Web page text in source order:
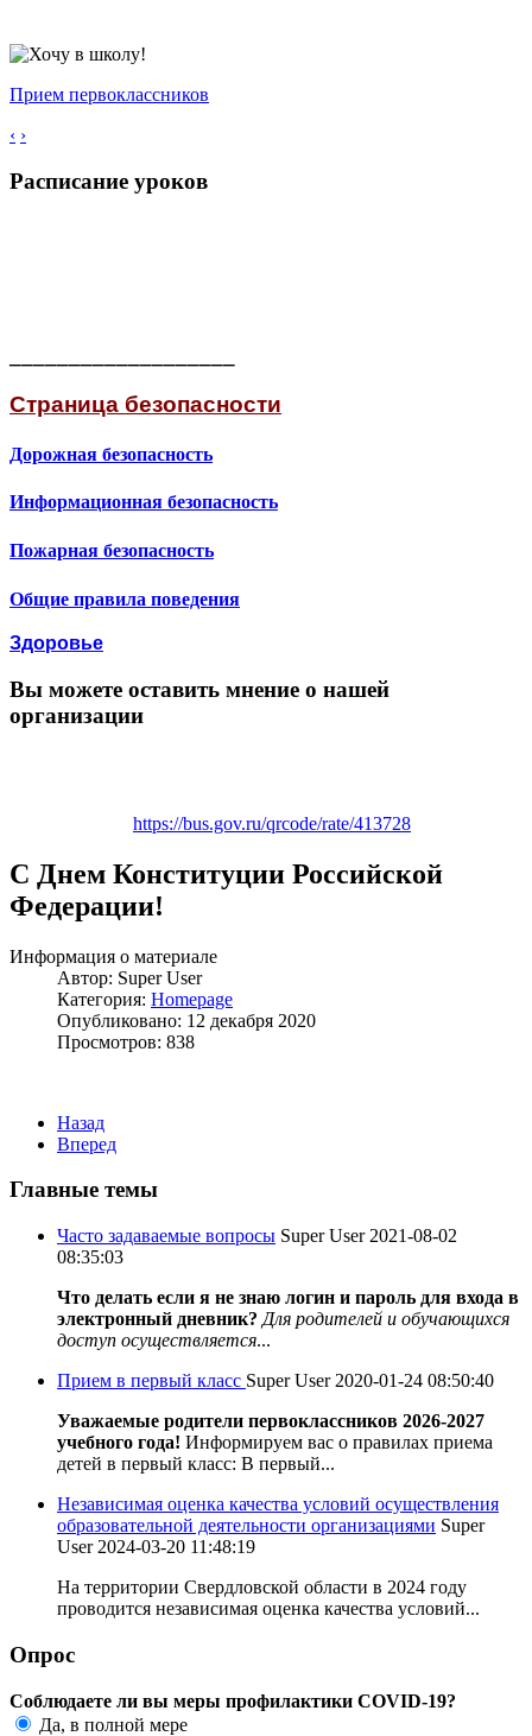
Прием первоклассников
‹ ›
Расписание уроков
Страница безопасности
Дорожная безопасность
Информационная безопасность
Пожарная безопасность
Общие правила поведения
Здоровье
Вы можете оставить мнение о нашей
организации
https://bus.gov.ru/qrcode/rate/413728
C Днем Конституции Российской
Федерации!
Информация о материале
Автор: Super User
Категория: Homepage
Опубликовано: 12 декабря 2020
Просмотров: 838
Назад
Вперед
Главные темы
Часто задаваемые вопросы Super User 2021-08-02
08:35:03
Что делать если я не знаю логин и пароль для входа в
электронный дневник? Для родителей и обучающихся
доступ осуществляется...
Прием в первый класс Super User 2020-01-24 08:50:40
Уважаемые родители первоклассников 2026-2027
учебного года! Информируем вас о правилах приема
детей в первый класс: В первый...
Независимая оценка качества условий осуществления
образовательной деятельности организациями Super
User 2024-03-20 11:48:19
На территории Свердловской области в 2024 году
проводится независимая оценка качества условий...
Опрос
Соблюдаете ли вы меры профилактики COVID-19?
Да, в полной мере